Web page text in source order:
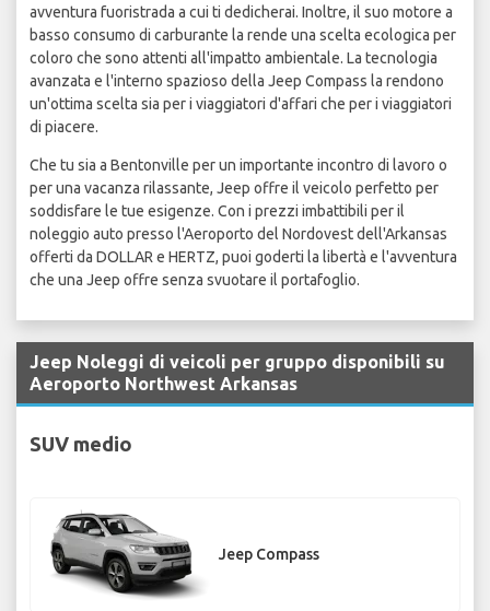
avventura fuoristrada a cui ti dedicherai. Inoltre, il suo motore a
basso consumo di carburante la rende una scelta ecologica per
coloro che sono attenti all'impatto ambientale. La tecnologia
avanzata e l'interno spazioso della Jeep Compass la rendono
un'ottima scelta sia per i viaggiatori d'affari che per i viaggiatori
di piacere.
Che tu sia a Bentonville per un importante incontro di lavoro o
per una vacanza rilassante, Jeep offre il veicolo perfetto per
soddisfare le tue esigenze. Con i prezzi imbattibili per il
noleggio auto presso l'Aeroporto del Nordovest dell'Arkansas
offerti da DOLLAR e HERTZ, puoi goderti la libertà e l'avventura
che una Jeep offre senza svuotare il portafoglio.
Jeep Noleggi di veicoli per gruppo disponibili su
Aeroporto Northwest Arkansas
SUV medio
Jeep Compass